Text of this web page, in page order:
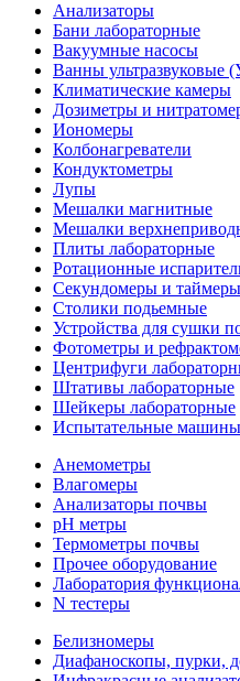
Анализаторы
Бани лабораторные
Вакуумные насосы
Ванны ультразвуковые
Климатические камеры
Дозиметры и
Иономеры
Колбонагреватели
Кондуктометры
Лупы
Мешалки магнитные
Мешалки
Плиты лабораторные
Ротационные
Секундомеры и
Столики подьемные
Устройства для сушки
Фотометры и
Центрифуги
Штативы лабораторные
Шейкеры лабораторные
Испытательные машины
Анемометры
Влагомеры
Анализаторы почвы
pH метры
Термометры почвы
Прочее оборудование
Лаборатория
N тестеры
Белизномеры
Диафаноскопы, пурки,